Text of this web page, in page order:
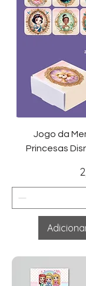
Jogo da
Princesas